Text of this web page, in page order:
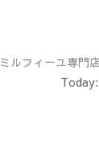
ミルフィーユ専
Today: